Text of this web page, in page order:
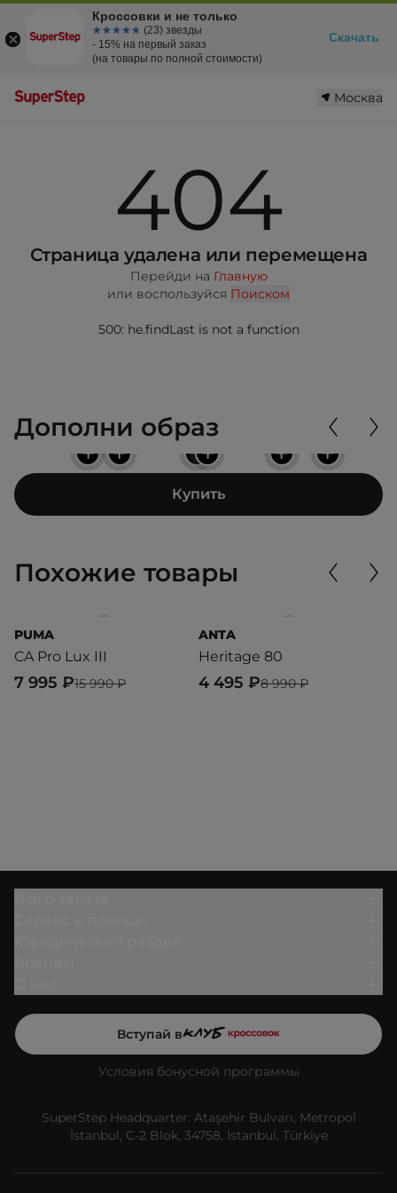
Москва
404
Страница удалена или перемещена
Перейди на Главную
или воспользуйся Поиском
500: he.findLast is not a function
Дополни образ
+
+
+ + +
+
Купить
Похожие товары
PUMA
CA Pro Lux III
15 990 ₽
7 995 ₽
ANTA
Heritage 80
8 990 ₽
4 495 ₽
Вступай в
Условия бонусной программы
SuperStep Headquarter: Ataşehir Bulvarı, Metropol
İstanbul, C-2 Blok, 34758, İstanbul, Türkiye
Кроссовки и не только
☆☆☆☆☆
★★★★★ (23) звезды
- 15% на первый заказ
(на товары по полной стоимости)
Скачать